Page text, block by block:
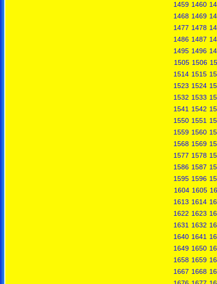
1459 1460
1468 1469
1477 1478
1486 1487
1495 1496
1505 1506
1514 1515
1523 1524
1532 1533
1541 1542
1550 1551
1559 1560
1568 1569
1577 1578
1586 1587
1595 1596
1604 1605
1613 1614
1622 1623
1631 1632
1640 1641
1649 1650
1658 1659
1667 1668